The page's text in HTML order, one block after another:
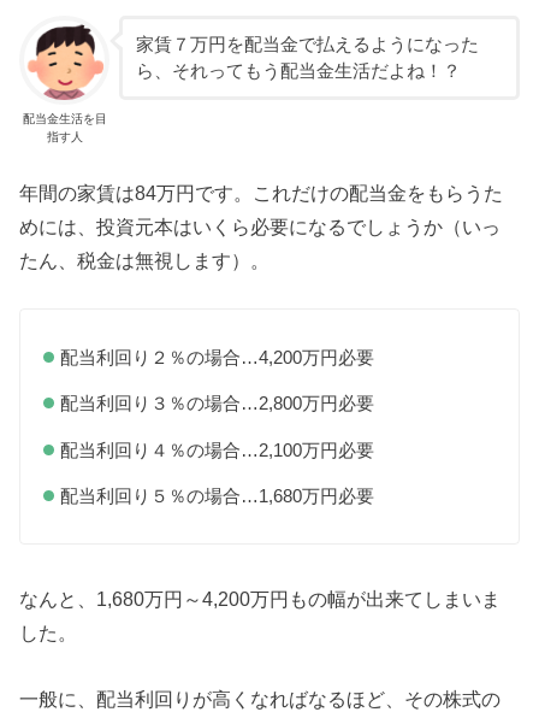
配当金生活を目
指す人
家賃７万円を配当金で払えるようになった
ら、それってもう配当金生活だよね！？
年間の家賃は84万円です。これだけの配当金をもらうた
めには、投資元本はいくら必要になるでしょうか（いっ
たん、税金は無視します）。
配当利回り２％の場合…4,200万円必要
配当利回り３％の場合…2,800万円必要
配当利回り４％の場合…2,100万円必要
配当利回り５％の場合…1,680万円必要
なんと、1,680万円～4,200万円もの幅が出来てしまいま
した。
一般に、配当利回りが高くなればなるほど、その株式の